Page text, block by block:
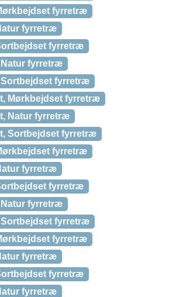
fyrretræ
fyrretræ
fyrretræ
Natur fyrretræ
Sortbejdset fyrretræ
Mørkbejdset fyrretræ
Natur fyrretræ
Sortbejdset fyrretræ
fyrretræ
fyrretræ
fyrretræ
Natur fyrretræ
Sortbejdset fyrretræ
fyrretræ
fyrretræ
fyrretræ
fyrretræ